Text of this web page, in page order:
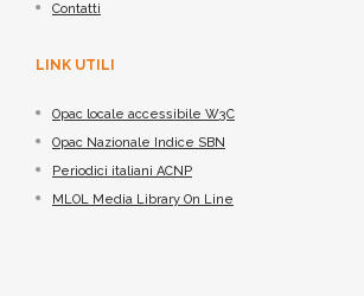
Contatti
LINK UTILI
Opac locale accessibile W3C
Opac Nazionale Indice SBN
Periodici italiani ACNP
MLOL Media Library On Line